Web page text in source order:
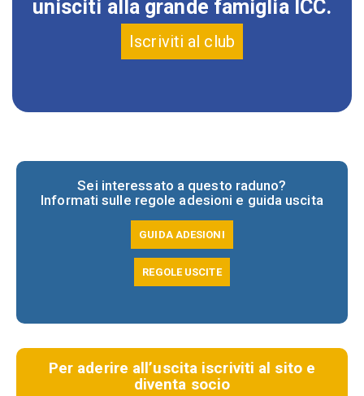
unisciti alla grande famiglia ICC.
Iscriviti al club
Sei interessato a questo raduno?
Informati sulle regole adesioni e guida uscita
GUIDA ADESIONI
REGOLE USCITE
Per aderire all’uscita iscriviti al sito e
diventa socio